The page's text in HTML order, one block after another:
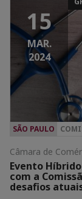
15
MAR.
2024
SÃO PAULO
Câmara de
Evento
com a
desafios